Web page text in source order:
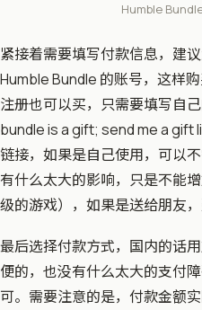
Humble
紧接着需要填写付款信息，建
Humble Bundle 的账号，这样
注册也可以买，只需要填写自
bundle is a gift; send me a gift
链接，如果是自己使用，可以
有什么太大的影响，只是不能
级的游戏），如果是送给朋友，
最后选择付款方式，国内的话
便的，也没有什么太大的支付
可。需要注意的是，付款金额